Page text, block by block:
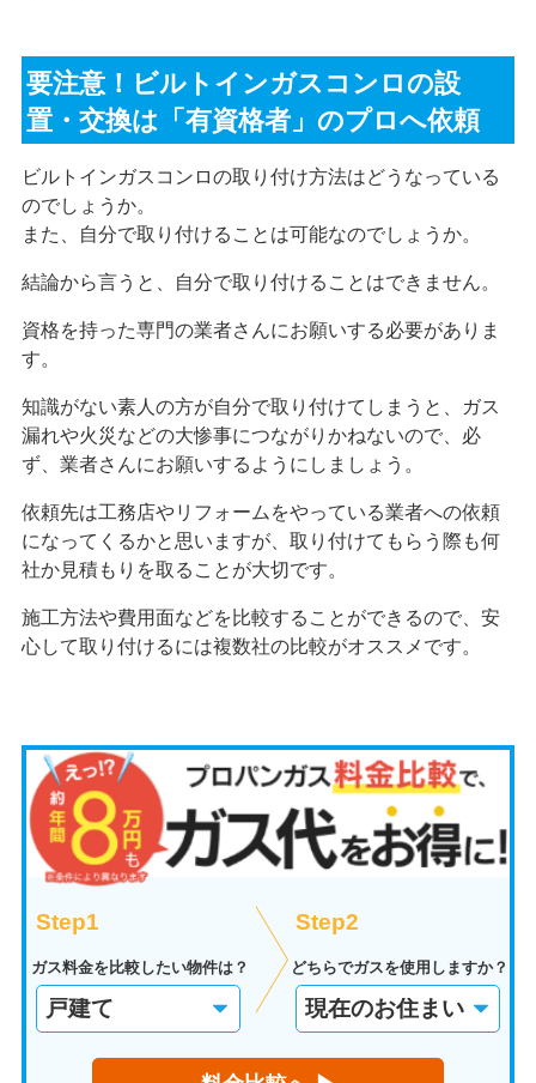
要注意！ビルトインガスコンロの設
置・交換は「有資格者」のプロへ依頼
ビルトインガスコンロの取り付け方法はどうなっている
のでしょうか。
また、自分で取り付けることは可能なのでしょうか。
結論から言うと、自分で取り付けることはできません。
資格を持った専門の業者さんにお願いする必要がありま
す。
知識がない素人の方が自分で取り付けてしまうと、ガス
漏れや火災などの大惨事につながりかねないので、必
ず、業者さんにお願いするようにしましょう。
依頼先は工務店やリフォームをやっている業者への依頼
になってくるかと思いますが、取り付けてもらう際も何
社か見積もりを取ることが大切です。
施工方法や費用面などを比較することができるので、安
心して取り付けるには複数社の比較がオススメです。
Step1
ガス料金を比較したい物件は？
Step2
どちらでガスを使用しますか？